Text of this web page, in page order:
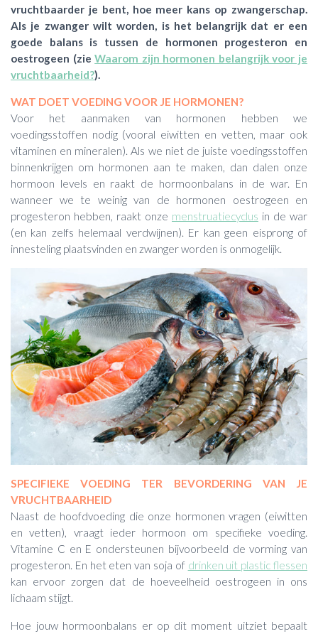
vruchtbaarder je bent, hoe meer kans op zwangerschap.
Als je zwanger wilt worden, is het belangrijk dat er een
goede balans is tussen de hormonen progesteron en
oestrogeen (zieWaarom zijn hormonen belangrijk voor je
vruchtbaarheid?).
WAT DOET VOEDING VOOR JE HORMONEN?
Voor het aanmaken van hormonen hebben we
voedingsstoffen nodig (vooral eiwitten en vetten, maar ook
vitaminen en mineralen). Als we niet de juiste voedingsstoffen
binnenkrijgen om hormonen aan te maken, dan dalen onze
hormoon levels en raakt de hormoonbalans in de war. En
wanneer we te weinig van de hormonen oestrogeen en
progesteron hebben, raakt onze menstruatiecyclus in de war
(en kan zelfs helemaal verdwijnen). Er kan geen eisprong of
innesteling plaatsvinden en zwanger worden is onmogelijk.
SPECIFIEKE VOEDING TER BEVORDERING VAN JE
VRUCHTBAARHEID
Naast de hoofdvoeding die onze hormonen vragen (eiwitten
en vetten), vraagt ieder hormoon om specifieke voeding.
Vitamine C en E ondersteunen bijvoorbeeld de vorming van
progesteron. En het eten van soja of drinken uit plastic flessen
kan ervoor zorgen dat de hoeveelheid oestrogeen in ons
lichaam stijgt.
Hoe jouw hormoonbalans er op dit moment uitziet bepaalt